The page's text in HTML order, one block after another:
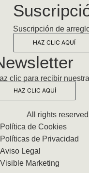
Suscripción de
HAZ CLIC AQUÍ
clic para recibir
HAZ CLIC AQUÍ
All rights
Política de Cookies
Políticas de Privacidad
Aviso Legal
Visible Marketing